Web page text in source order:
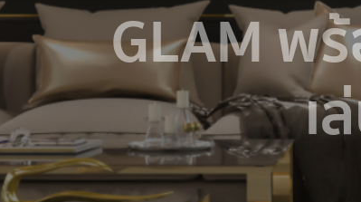
GLAM พ
เ